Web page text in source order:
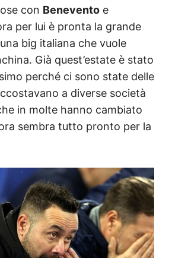
con Benevento e
per lui è pronta la grande
big italiana che vuole
Già quest’estate è stato
perché ci sono state delle
a diverse società
in molte hanno cambiato
sembra tutto pronto per la